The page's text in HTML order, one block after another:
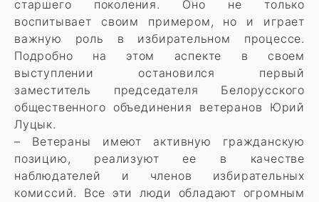
старшего поколения. Оно не только
воспитывает своим примером, но и играет
важную роль в избирательном процессе.
Подробно на этом аспекте в своем
выступлении остановился первый
заместитель председателя Белорусского
общественного объединения ветеранов Юрий
Луцык.
– Ветераны имеют активную гражданскую
позицию, реализуют ее в качестве
наблюдателей и членов избирательных
комиссий. Все эти люди обладают огромным